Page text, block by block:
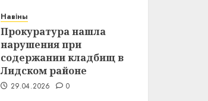
Навіны
Прокуратура нашла
нарушения при
содержании кладбищ в
Лидском районе
29.04.2026 0